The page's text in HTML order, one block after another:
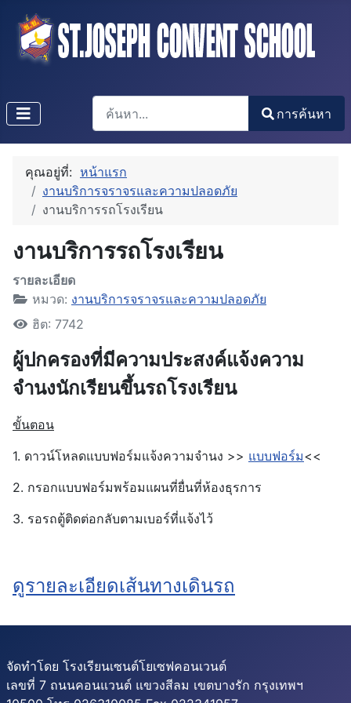
การค้นหา
Type 2 or more characters for results.
การค้นหา
คุณอยู่ที่: หน้าแรก
งานบริการจราจรและความปลอดภัย
งานบริการรถโรงเรียน
งานบริการรถโรงเรียน
รายละเอียด
หมวด: งานบริการจราจรและความปลอดภัย
ฮิต: 7742
ผู้ปกครองที่มีความประสงค์แจ้งความ
จำนงนักเรียนขึ้นรถโรงเรียน
ขั้นตอน
1. ดาวน์โหลดแบบฟอร์มแจ้งความจำนง >> แบบฟอร์ม<<
2. กรอกแบบฟอร์มพร้อมแผนที่ยื่นที่ห้องธุรการ
3. รอรถตู้ติดต่อกลับตามเบอร์ที่แจ้งไว้
ดูรายละเอียดเส้นทางเดินรถ
จัดทำโดย โรงเรียนเซนต์โยเซฟคอนเวนต์
เลขที่ 7 ถนนคอนแวนต์ แขวงสีลม เขตบางรัก กรุงเทพฯ